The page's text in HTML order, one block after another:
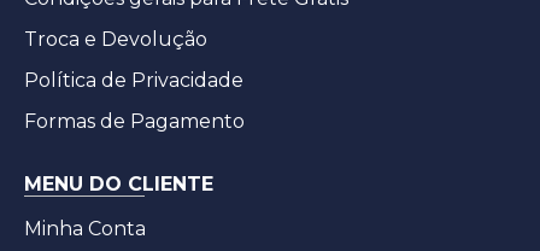
Troca e Devolução
Política de Privacidade
Formas de Pagamento
MENU DO CLIENTE
Minha Conta